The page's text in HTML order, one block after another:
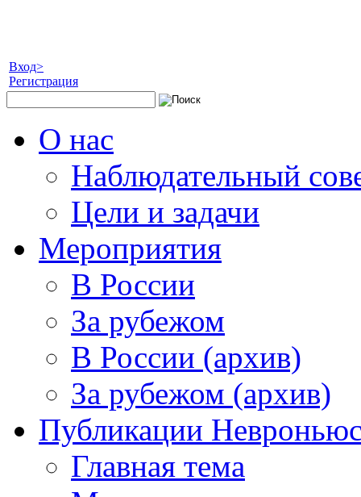
Вход>
Регистрация
О нас
Наблюдательный
Цели и задачи
Мероприятия
В России
За рубежом
В России (архив)
За рубежом (архив)
Публикации
Главная тема